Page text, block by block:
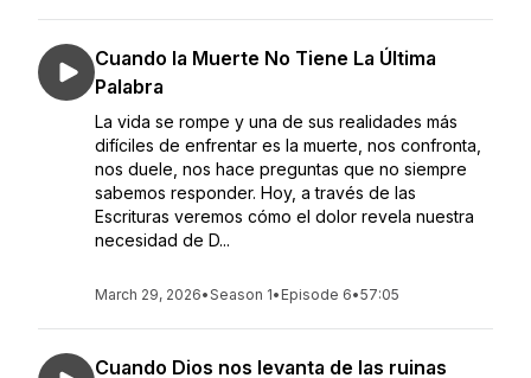
Cuando la Muerte No Tiene La Última
Palabra
La vida se rompe y una de sus realidades más
difíciles de enfrentar es la muerte, nos confronta,
nos duele, nos hace preguntas que no siempre
sabemos responder. Hoy, a través de las
Escrituras veremos cómo el dolor revela nuestra
necesidad de D...
March 29, 2026•Season 1• Episode 6•57:05
Cuando Dios nos levanta de las ruinas